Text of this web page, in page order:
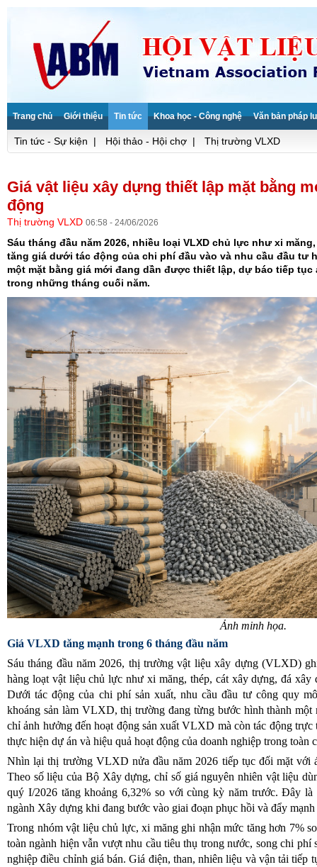
Trang chủ Giới thiệu Tin tức Khoa học - Công nghệ Văn bản pháp
Tin tức - Sự kiện | Hội thảo - Hội chợ | Thị trường VLXD
Giá vật liệu xây dựng thiết lập mặt bằng
động
Thị trường VLXD 06:58 - 24/06/2026
Sáu tháng đầu năm 2026, nhiều loại VLXD chủ lực như xi
tăng giá dưới tác động của chi phí đầu vào và nhu cầu đầu tư
một mặt bằng giá mới đang dần được thiết lập, dự báo tiếp
trong những tháng cuối năm.
Ảnh minh họa.
Giá VLXD tăng mạnh trong 6 tháng đầu năm
Sáu tháng đầu năm 2026, thị trường vật liệu xây dựng (VLXD)
hàng loạt vật liệu chủ lực như xi măng, thép, cát xây dựng, đá
Dưới tác động của chi phí sản xuất, nhu cầu đầu tư công quy
khoáng sản làm VLXD, thị trường đang từng bước hình thành
chỉ ảnh hưởng đến hoạt động sản xuất VLXD mà còn tác động
thực hiện dự án và hiệu quả hoạt động của doanh nghiệp trong toàn
Nhìn lại thị trường VLXD nửa đầu năm 2026 tiếp tục đối mặt với
Theo số liệu của Bộ Xây dựng, chỉ số giá nguyên nhiên vật liệu
quý I/2026 tăng khoảng 6,32% so với cùng kỳ năm trước. Đây
ngành Xây dựng khi đang bước vào giai đoạn phục hồi và đẩy
Trong nhóm vật liệu chủ lực, xi măng ghi nhận mức tăng hơn 7%
toàn ngành hiện vẫn vượt nhu cầu tiêu thụ trong nước, song chi phí
nghiệp điều chỉnh giá bán. Giá điện, than, nhiên liệu và vận tải tiếp